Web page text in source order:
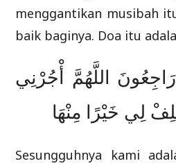
menggantikan musibah
baik baginya. Doa itu
رَاجِعُونَ اللَّهُمَّ أْجُرْنِي
لِي خَيْرًا مِنْهَا
Sesungguhnya kami